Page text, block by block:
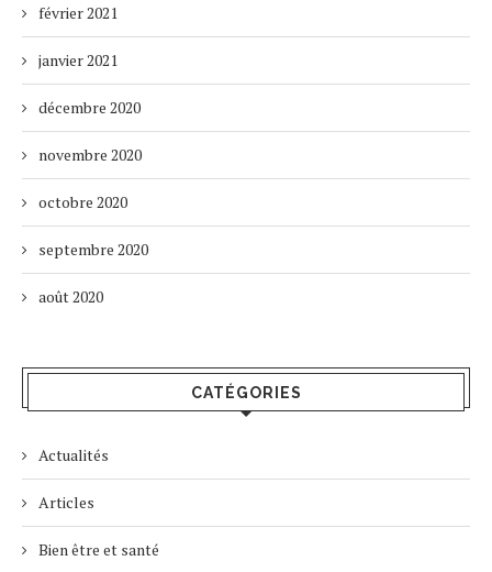
février 2021
janvier 2021
décembre 2020
novembre 2020
octobre 2020
septembre 2020
août 2020
CATÉGORIES
Actualités
Articles
Bien être et santé